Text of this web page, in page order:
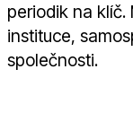
periodik na
instituce,
společnosti.